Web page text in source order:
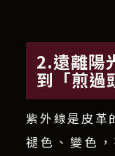
2.遠離陽
到「煎過
紫外線是皮革
褪色、變色